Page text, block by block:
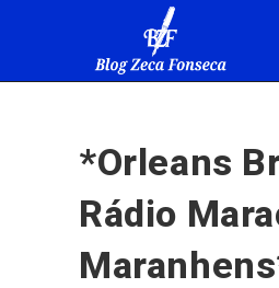
*Orleans
Rádio